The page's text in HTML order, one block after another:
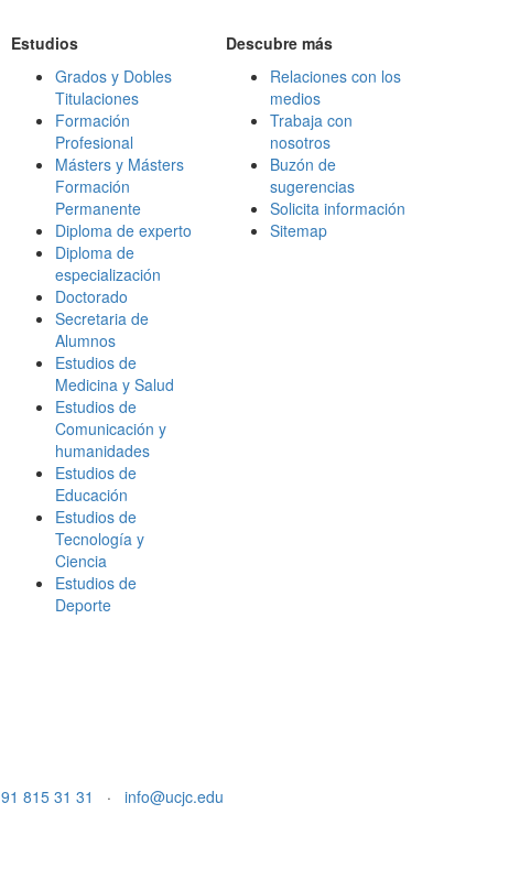
Estudios
Grados y Dobles
Titulaciones
Formación
Profesional
Másters y Másters
Formación
Permanente
Diploma de experto
Diploma de
especialización
Doctorado
Secretaria de
Alumnos
Estudios de
Medicina y Salud
Estudios de
Comunicación y
humanidades
Estudios de
Educación
Estudios de
Tecnología y
Ciencia
Estudios de
Deporte
Descubre más
Relaciones con los
medios
Trabaja con
nosotros
Buzón de
sugerencias
Solicita información
Sitemap
91 815 31 31 · info@ucjc.edu